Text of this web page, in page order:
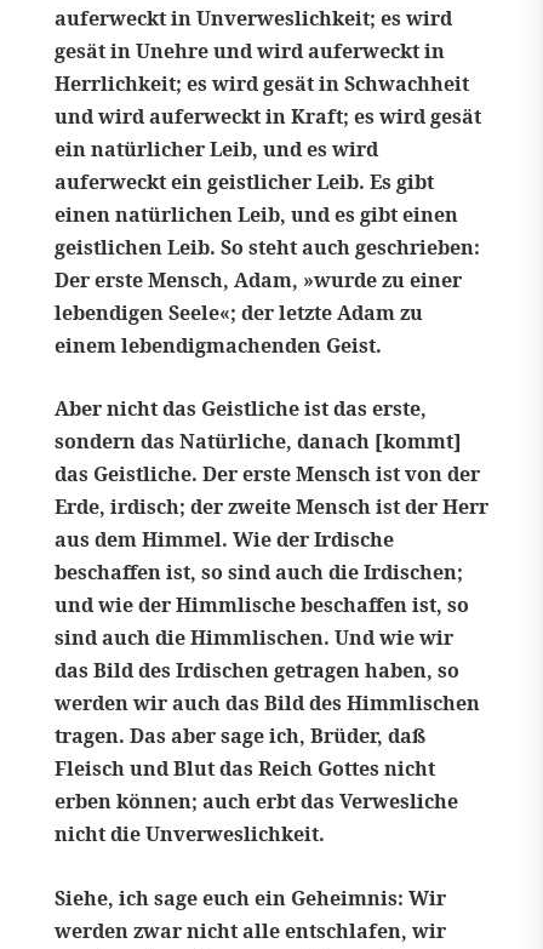
auferweckt in Unverweslichkeit; es wird
gesät in Unehre und wird auferweckt in
Herrlichkeit; es wird gesät in Schwachheit
und wird auferweckt in Kraft; es wird gesät
ein natürlicher Leib, und es wird
auferweckt ein geistlicher Leib. Es gibt
einen natürlichen Leib, und es gibt einen
geistlichen Leib. So steht auch geschrieben:
Der erste Mensch, Adam, »wurde zu einer
lebendigen Seele«; der letzte Adam zu
einem lebendigmachenden Geist.
Aber nicht das Geistliche ist das erste,
sondern das Natürliche, danach [kommt]
das Geistliche. Der erste Mensch ist von der
Erde, irdisch; der zweite Mensch ist der Herr
aus dem Himmel. Wie der Irdische
beschaffen ist, so sind auch die Irdischen;
und wie der Himmlische beschaffen ist, so
sind auch die Himmlischen. Und wie wir
das Bild des Irdischen getragen haben, so
werden wir auch das Bild des Himmlischen
tragen. Das aber sage ich, Brüder, daß
Fleisch und Blut das Reich Gottes nicht
erben können; auch erbt das Verwesliche
nicht die Unverweslichkeit.
Siehe, ich sage euch ein Geheimnis: Wir
werden zwar nicht alle entschlafen, wir